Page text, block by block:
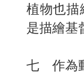
植物也描
是描繪基
七 作為